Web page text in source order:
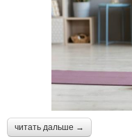
читать дальше →